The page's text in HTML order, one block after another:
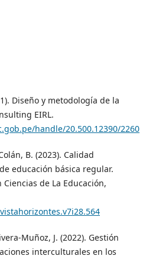
Diseño y metodología de la
EIRL.
handle/20.500.12390/2260
B. (2023). Calidad
educación básica regular.
de La Educación,
Muñoz, J. (2022). Gestión
interculturales en los